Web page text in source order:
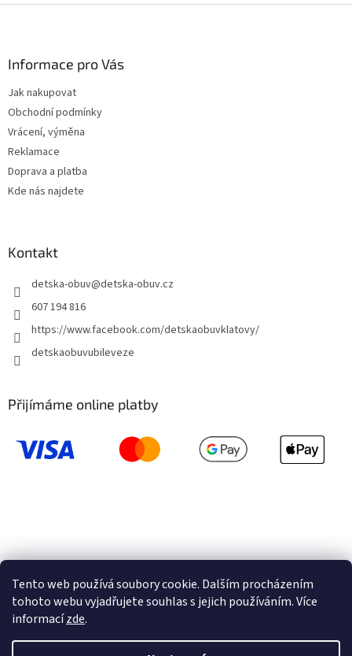
Tento web používá soubory cookie. Dalším procházením
tohoto webu vyjadřujete souhlas s jejich používáním. Více
informacízde.
v
Informace pro Vás
Jak nakupovat
Obchodní podmínky
Vrácení, výměna
Reklamace
Doprava a platba
Kde nás najdete
Kontakt
detska-obuv@detska-obuv.cz
607 194 816
https://www.facebook.com/detskaobuvklatovy/
detskaobuvubileveze
Přijímáme online platby